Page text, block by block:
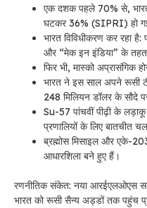
एक दशक पहले 70% से,
घटकर 36% (SIPRI) हो
भारत विविधीकरण कर रहा
और “मेक इन इंडिया” के तहत
फिर भी, मास्को अप्रासंगिक
भारत ने इस साल अपने रूसी
248 मिलियन डॉलर के सौदे
Su-57 पांचवीं पीढ़ी के
प्रणालियों के लिए बातचीत
ब्रह्मोस मिसाइल और एके-
आधारशिला बने हुए हैं।
रणनीतिक संकेत: नया आरईएलओएस
भारत को रूसी सैन्य अड्डों तक पहुंच